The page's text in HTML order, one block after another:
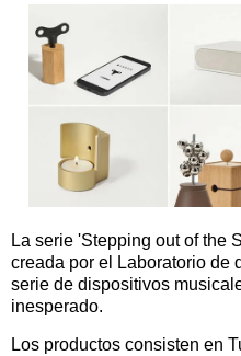
La serie 'Stepping out of the
creada por el Laboratorio de
serie de dispositivos
inesperado.
Los productos consisten en